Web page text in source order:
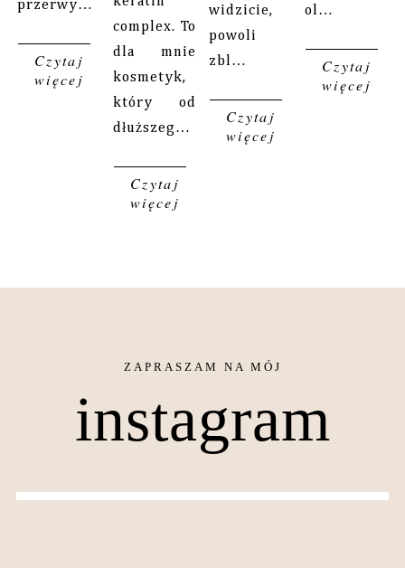
przerwy…
Czytaj
więcej
complex. To
dla mnie
kosmetyk,
który od
dłuższeg…
Czytaj
więcej
widzicie,
powoli
zbl…
Czytaj
więcej
ol…
Czytaj
więcej
instagram